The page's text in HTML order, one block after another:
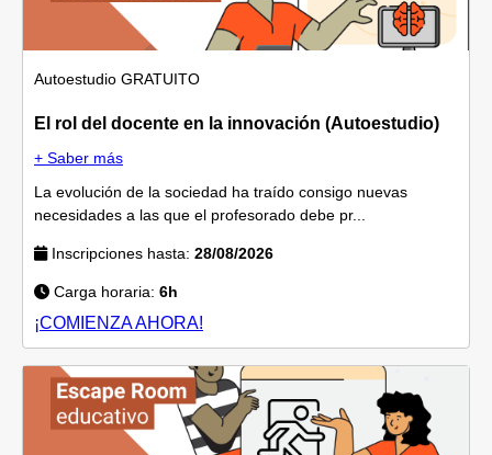
Autoestudio GRATUITO
El rol del docente en la innovación (Autoestudio)
+ Saber más
La evolución de la sociedad ha traído consigo nuevas
necesidades a las que el profesorado debe pr...
Inscripciones hasta: 28/08/2026
Carga horaria: 6h
¡COMIENZA AHORA!